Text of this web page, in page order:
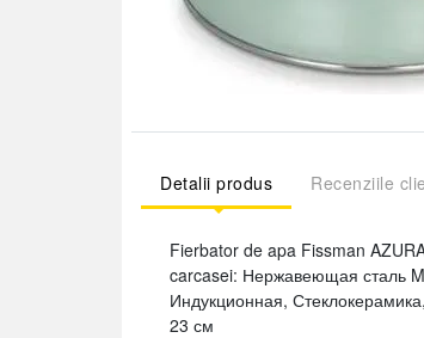
Detalii produs Recenziile
Fierbator de apa Fissman
carcasei: Нержавеющая сталь
Индукционная,
23 см